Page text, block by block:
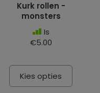
Kurk rollen -
monsters
Is
€5.00
Kies opties